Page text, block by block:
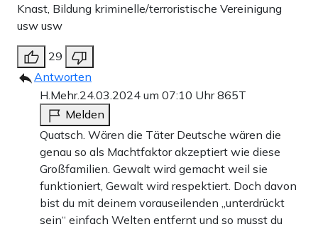
Knast, Bildung kriminelle/terroristische Vereinigung
usw usw
29
Antworten
H.Mehr.24.03.2024 um 07:10 Uhr865T
Melden
Quatsch. Wären die Täter Deutsche wären die
genau so als Machtfaktor akzeptiert wie diese
Großfamilien. Gewalt wird gemacht weil sie
funktioniert, Gewalt wird respektiert. Doch davon
bist du mit deinem vorauseilenden „unterdrückt
sein“ einfach Welten entfernt und so musst du